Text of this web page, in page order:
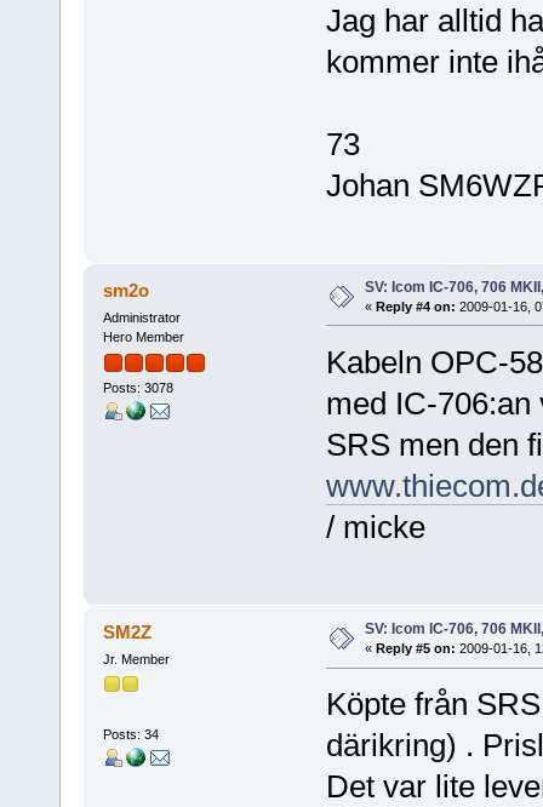
Jag har alltid
kommer inte
73
Johan
sm2o
Administrator
Hero Member
Posts: 3078
SV: Icom IC-706, 706
« Reply #4 on: 2009-01-16,
Kabeln OPC-
med IC-706:an
SRS men den
/ micke
SM2Z
Jr. Member
Posts: 34
SV: Icom IC-706, 706
« Reply #5 on: 2009-01-16,
Köpte från
därikring) .
Det var lite